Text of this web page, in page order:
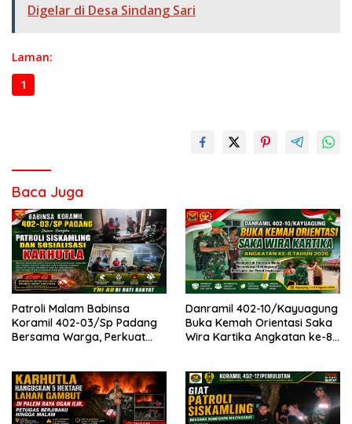
Digelar di Desa Sindang Sari
Laman:
1
Baca Juga
Patroli Malam Babinsa
Koramil 402-03/Sp Padang
Bersama Warga, Perkuat
Danramil 402-10/Kayuagung
Buka Kemah Orientasi Saka
Wira Kartika Angkatan ke-8